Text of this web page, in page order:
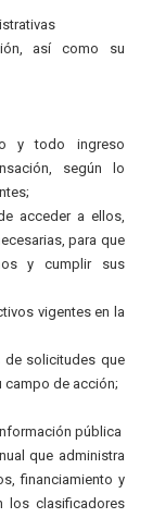
así como su
y todo ingreso
según lo
acceder a ellos,
para que
y cumplir sus
vigentes en la
solicitudes que
campo de acción;
pública
que administra
financiamiento y
los clasificadores